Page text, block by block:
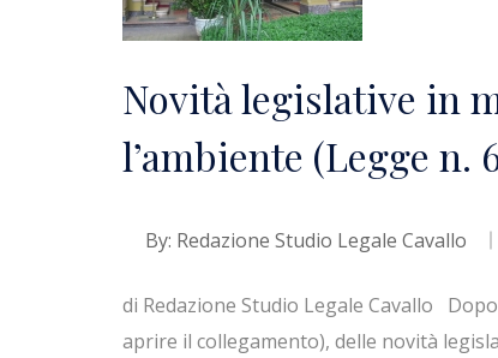
Novità legislative in
l’ambiente (Legge n.
By: Redazione Studio Legale Cavallo
di Redazione Studio Legale Cavallo
aprire il collegamento), delle novità